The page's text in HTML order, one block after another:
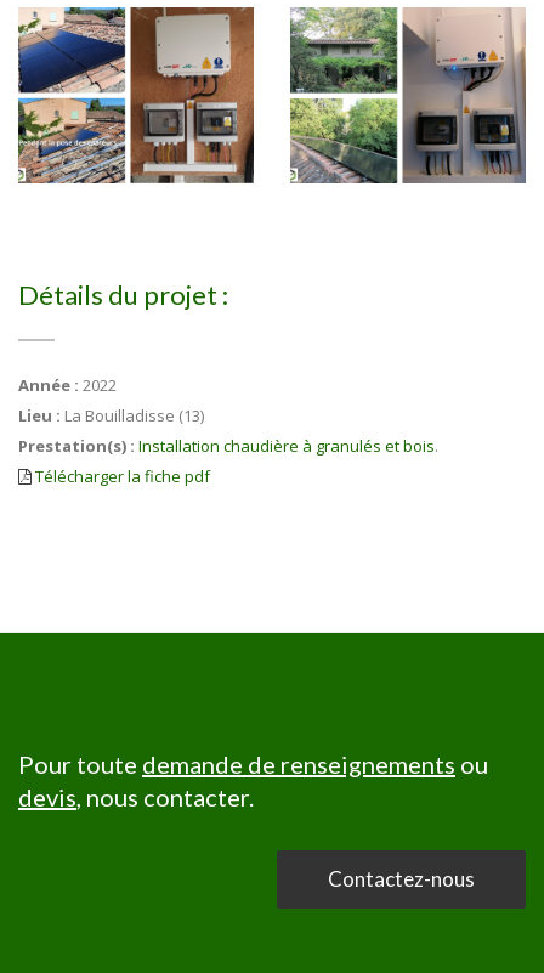
Détails du projet :
Année : 2022
Lieu : La Bouilladisse (13)
Prestation(s) : Installation chaudière à granulés et bois.
Télécharger la fiche pdf
Pour toute demande de renseignements ou
devis, nous contacter.
Contactez-nous